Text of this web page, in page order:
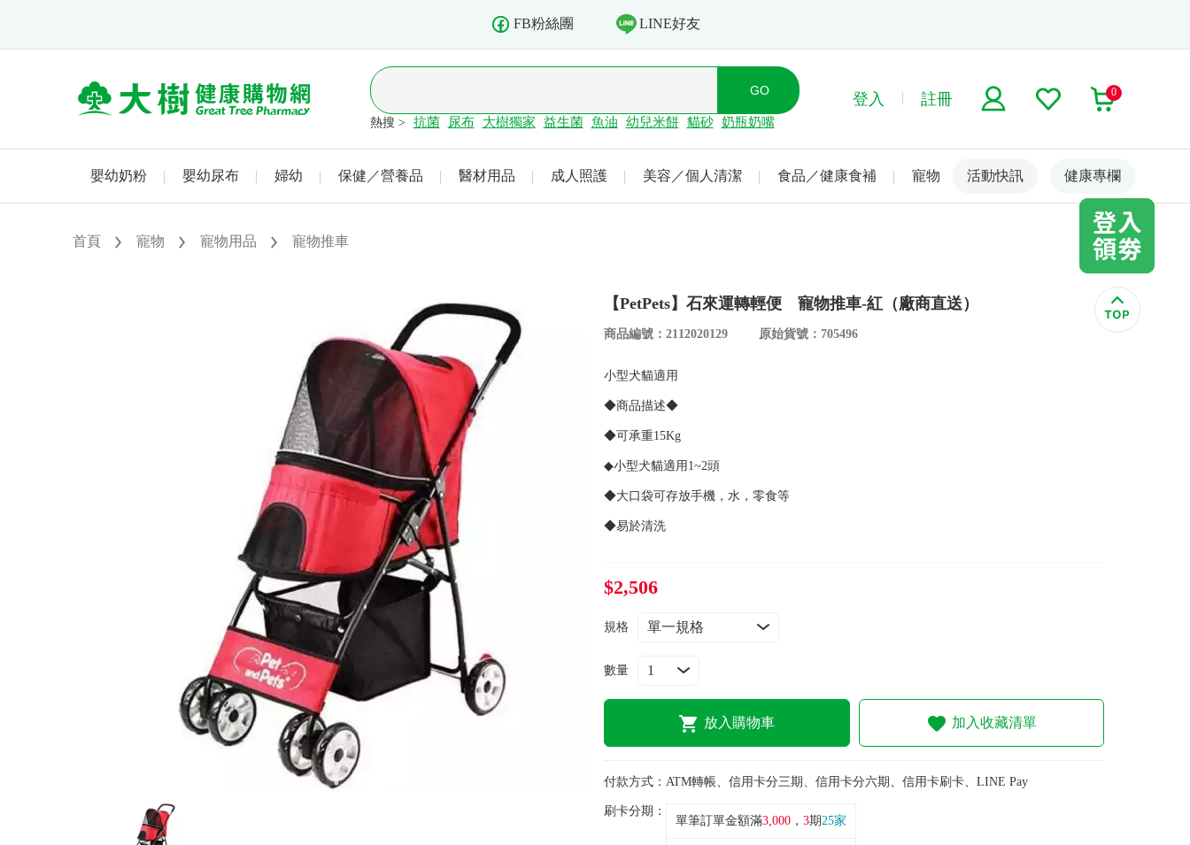
FB粉絲團 LINE好友
熱搜 > 抗菌 尿布 大樹獨家 益生菌 魚油 幼兒米餅 貓砂 奶瓶奶嘴
登入 註冊 0
嬰幼奶粉 嬰幼尿布 婦幼 保健／營養品 醫材用品 成人照護 美容／個人清潔 食品／健康食補 寵物 名人嚴選
活動快訊 健康專欄
首頁 寵物 寵物用品 寵物推車
【PetPets】石來運轉輕便 寵物推車-紅（廠商直送）
商品編號：2112020129 原始貨號：705496
小型犬貓適用
◆商品描述◆
◆可承重15Kg
◆小型犬貓適用1~2頭
◆大口袋可存放手機，水，零食等
◆易於清洗
$2,506
規格
數量
放入購物車 加入收藏清單
付款方式： ATM轉帳、信用卡分三期、信用卡分六期、信用卡刷卡、LINE Pay
刷卡分期：
單筆訂單金額滿3,000 ， 3期25家